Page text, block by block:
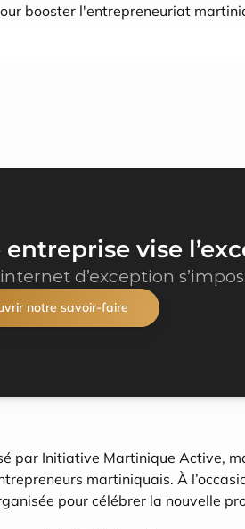
booster l'entrepreneuriat
vise
d’exception
notre savoir-faire
par Initiative Martinique Active,
martiniquais. À
pour célébrer la nouvelle